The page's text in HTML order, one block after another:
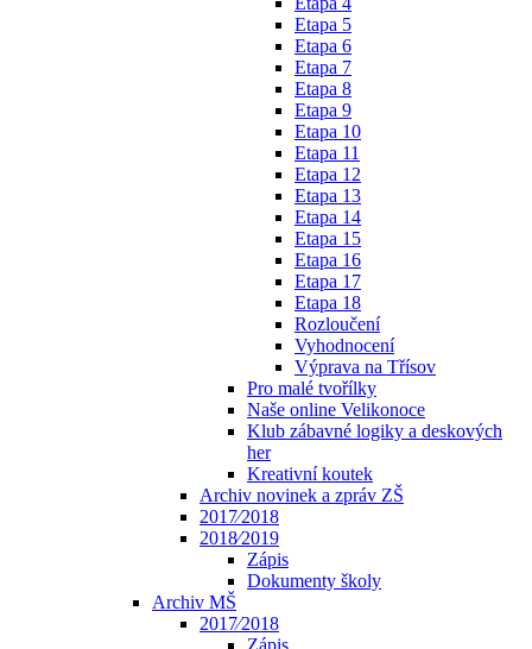
Etapa 5
Etapa 6
Etapa 7
Etapa 8
Etapa 9
Etapa 10
Etapa 11
Etapa 12
Etapa 13
Etapa 14
Etapa 15
Etapa 16
Etapa 17
Etapa 18
Rozloučení
Vyhodnocení
Výprava na Třísov
Pro malé tvořílky
Naše online Velikonoce
Klub zábavné logiky a deskových
her
Kreativní koutek
Archiv novinek a zpráv ZŠ
2017⁄2018
2018⁄2019
Zápis
Dokumenty školy
Archiv MŠ
2017⁄2018
Zápis